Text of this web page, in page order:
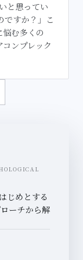
と思ってい
ですか？」こ
む多くの
ンプレック
じめとする
ーチから解